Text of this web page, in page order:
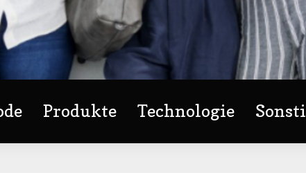
Produkte Technologie